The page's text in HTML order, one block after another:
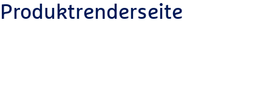
Produktrenderseite